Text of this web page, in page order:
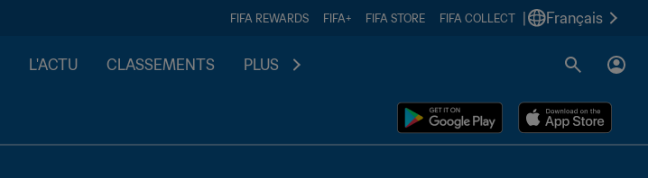
FIFA REWARDS FIFA+ FIFA STORE FIFA COLLECT Français
L'ACTU CLASSEMENTS PLUS